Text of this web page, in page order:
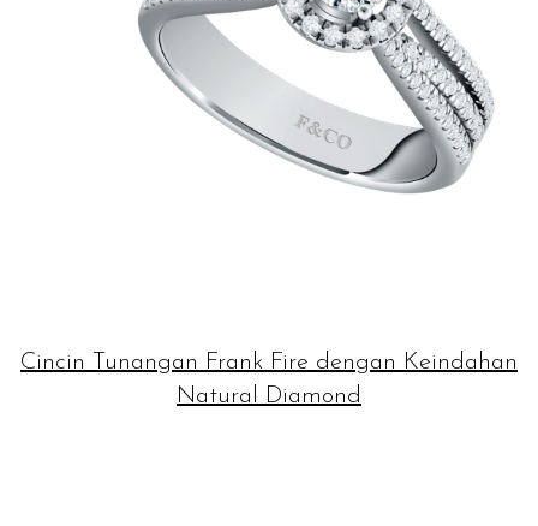
Cincin Tunangan Frank Fire dengan Keindahan
Natural Diamond